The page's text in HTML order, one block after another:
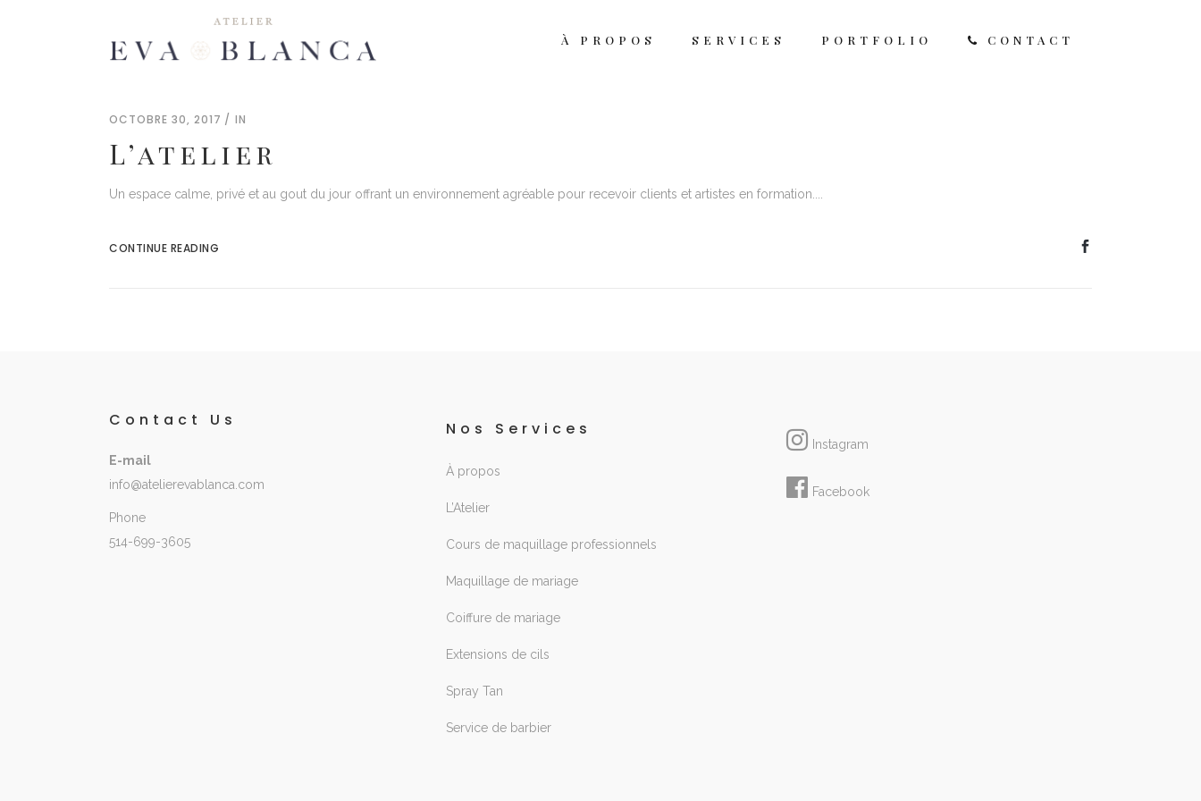
À PROPOS SERVICES
Maquillage de mariage
Spray Tan
PORTFOLIO CONTACT
Maquillage de mariage
Spray Tan
OCTOBRE 30, 2017 IN
L’atelier
Un espace calme, privé et au gout du jour offrant un environnement agréable pour recevoir clients et artistes en formation....
CONTINUE READING
Contact Us
E-mail
info@atelierevablanca.com
Phone
514-699-3605
Nos Services
À propos
L’Atelier
Cours de maquillage professionnels
Maquillage de mariage
Coiffure de mariage
Extensions de cils
Spray Tan
Service de barbier
Instagram
Facebook